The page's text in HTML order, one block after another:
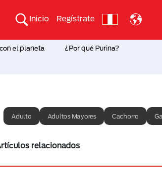
Inicio Regístrate
el planeta ¿Por qué Purina?
Adulto Adultos Mayores Cachorro
relacionados